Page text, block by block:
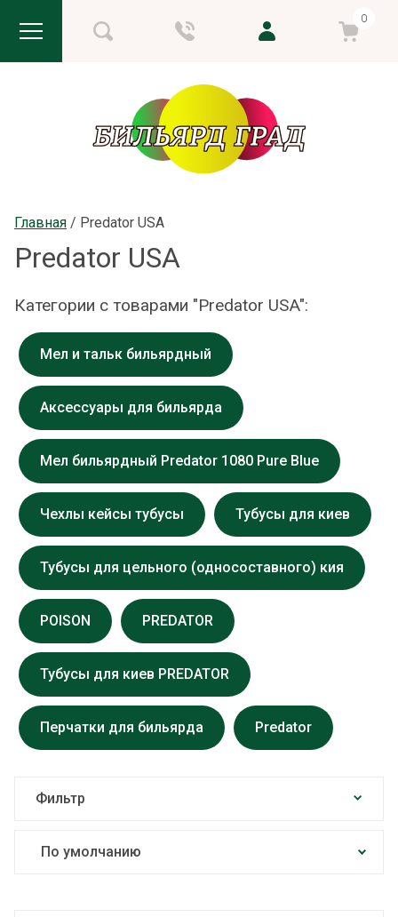
0
Главная / Predator USA
Predator USA
Категории с товарами "Predator USA":
Мел и тальк бильярдный
Аксессуары для бильярда
Мел бильярдный Predator 1080 Pure Blue
Чехлы кейсы тубусы Тубусы для киев
Тубусы для цельного (односоставного) кия
POISON PREDATOR
Тубусы для киев PREDATOR
Перчатки для бильярда Predator
Фильтр
По умолчанию